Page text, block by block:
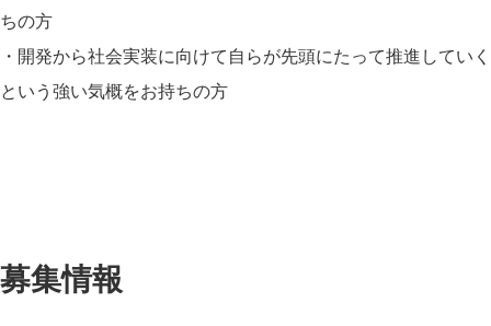
ちの方
・開発から社会実装に向けて自らが先頭にたって推進していく
という強い気概をお持ちの方
募集情報